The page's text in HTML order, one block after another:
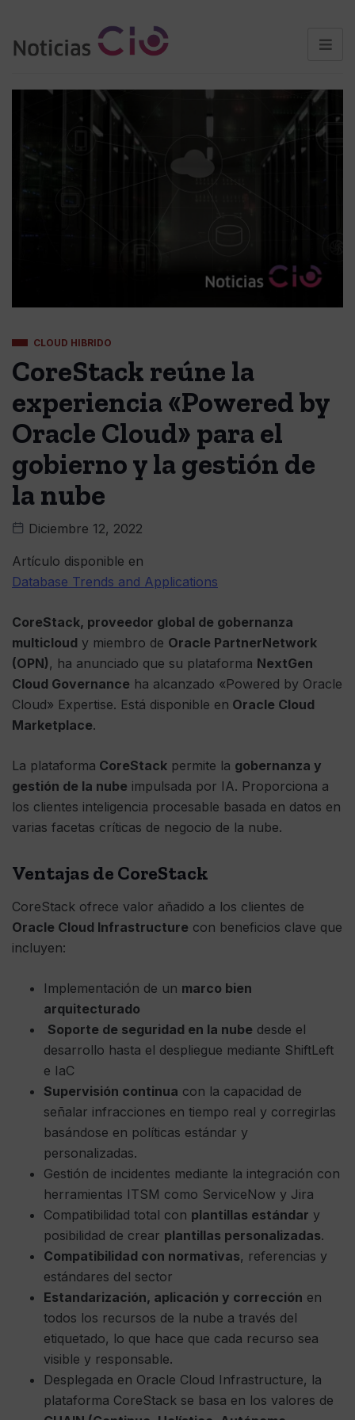
CLOUD HIBRIDO
CoreStack reúne la
experiencia «Powered by
Oracle Cloud» para el
gobierno y la gestión de
la nube
Diciembre 12, 2022
Artículo disponible en
Database Trends and Applications
CoreStack, proveedor global de gobernanza
multicloud y miembro de Oracle PartnerNetwork
(OPN), ha anunciado que su plataforma NextGen
Cloud Governance ha alcanzado «Powered by Oracle
Cloud» Expertise. Está disponible en Oracle Cloud
Marketplace.
La plataforma CoreStack permite la gobernanza y
gestión de la nube impulsada por IA. Proporciona a
los clientes inteligencia procesable basada en datos en
varias facetas críticas de negocio de la nube.
Ventajas de CoreStack
CoreStack ofrece valor añadido a los clientes de
Oracle Cloud Infrastructure con beneficios clave que
incluyen:
Implementación de un marco bien
arquitecturado
Soporte de seguridad en la nube desde el
desarrollo hasta el despliegue mediante ShiftLeft
e IaC
Supervisión continua con la capacidad de
señalar infracciones en tiempo real y corregirlas
basándose en políticas estándar y
personalizadas.
Gestión de incidentes mediante la integración con
herramientas ITSM como ServiceNow y Jira
Compatibilidad total con plantillas estándar y
posibilidad de crear plantillas personalizadas.
Compatibilidad con normativas, referencias y
estándares del sector
Estandarización, aplicación y corrección en
todos los recursos de la nube a través del
etiquetado, lo que hace que cada recurso sea
visible y responsable.
Desplegada en Oracle Cloud Infrastructure, la
plataforma CoreStack se basa en los valores de